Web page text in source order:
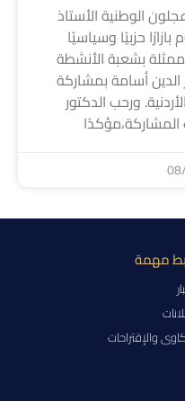
الوطنية الأستاذ
حزبيًا وسياسيًا
بشعبة الأنشطة
الدين أسامة بمشاركة
ورحب الدكتور
المشاركة،مؤكدًا
مهمة
والإقتراحات